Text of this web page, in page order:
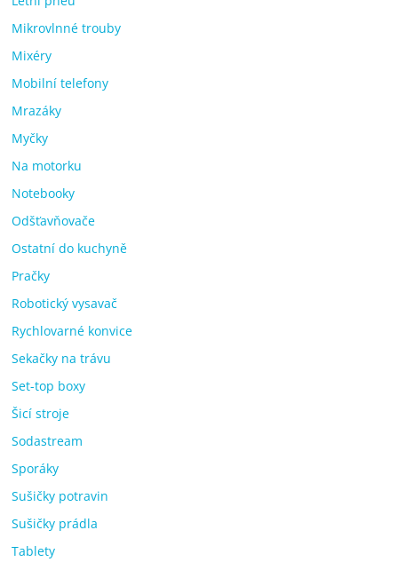
Mikrovlnné trouby
Mixéry
Mobilní telefony
Mrazáky
Myčky
Na motorku
Notebooky
Odšťavňovače
Ostatní do kuchyně
Pračky
Robotický vysavač
Rychlovarné konvice
Sekačky na trávu
Set-top boxy
Šicí stroje
Sodastream
Sporáky
Sušičky potravin
Sušičky prádla
Tablety